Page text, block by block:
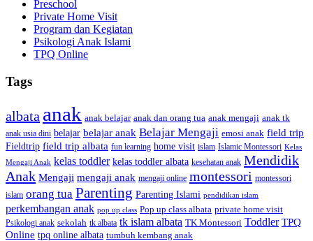
Preschool
Private Home Visit
Program dan Kegiatan
Psikologi Anak Islami
TPQ Online
Tags
albata anak anak belajar anak dan orang tua anak mengaji anak tk
anak usia dini belajar belajar anak Belajar Mengaji emosi anak field trip
Fieldtrip field trip albata fun learning home visit islam Islamic Montessori Kelas
Mengaji Anak kelas toddler kelas toddler albata kesehatan anak Mendidik
Anak Mengaji mengaji anak mengaji online montessori montessori
islam orang tua Parenting Parenting Islami pendidikan islam
perkembangan anak pop up class Pop up class albata private home visit
Psikologi anak sekolah tk albata tk islam albata TK Montessori Toddler TPQ
Online tpq online albata tumbuh kembang anak